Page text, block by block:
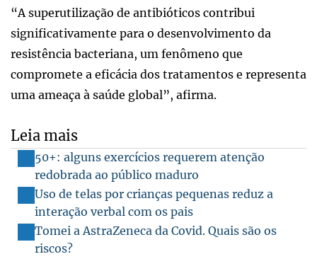
“A superutilização de antibióticos contribui
significativamente para o desenvolvimento da
resistência bacteriana, um fenômeno que
compromete a eficácia dos tratamentos e representa
uma ameaça à saúde global”, afirma.
Leia mais
50+: alguns exercícios requerem atenção
redobrada ao público maduro
Uso de telas por crianças pequenas reduz a
interação verbal com os pais
Tomei a AstraZeneca da Covid. Quais são os
riscos?